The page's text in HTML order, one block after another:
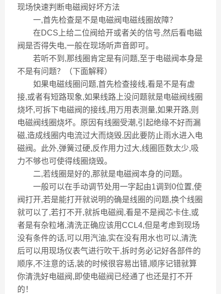
现场快速判断电磁阀好坏方法
一,首先检查是不是电磁阀电磁线圈故障？
在DCS上给二位阀给开或者关的信号,然后看电磁
阀是否得失电,一般在现场听声音即可。
若听不到,那线圈肯定是有问题,至于电磁阀本身是
不是有问题？（下面解释）
如果电磁线圈问题,首先检查接线,看是不是有虚
接,或者有短路现象,如果线路上没问题就是电磁阀线圈
烧坏,可拆下电磁阀的接线,用万用表测量,如果开路,则
电磁阀线圈烧坏。原因有线圈受潮,引起绝缘不好而漏
磁,造成线圈内电流过大而烧毁,因此要防止雨水进入电
磁阀。此外,弹簧过硬,反作用力过大,线圈匝数太少,吸
力不够也可使得线圈烧毁。
二,若线圈是好的,那就是电磁阀本身的问题。
一般可以在手动调节处用一字起由1调到0位置,使
阀打开,若是能打开就说明的确是线圈的问题,换个线圈
就可以了,若打不开,就拆电磁阀,看是不是阀芯卡住,或
者是有杂粒堵,清洗正确应该用CCL4,但是考虑到现场
没有条件的话,可以用汽油,实在没有用水也可以,清洗
后可以用现场仪表气进行吹干,拆时务必记好各部件的
顺序,不注意的话,装的时候很容易出错,顺序记错就算
你清洗好电磁阀,即使电磁阀已经通了也还是打不开
的！